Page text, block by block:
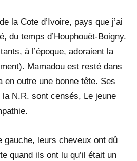
la Cote d’Ivoire, pays que j’ai
du temps d’Houphouët-Boigny.
à l’époque, adoraient la
Mamadou est resté dans
outre une bonne tête. Ses
N.R. sont censés, Le jeune
gauche, leurs cheveux ont dû
quand ils ont lu qu’il était un